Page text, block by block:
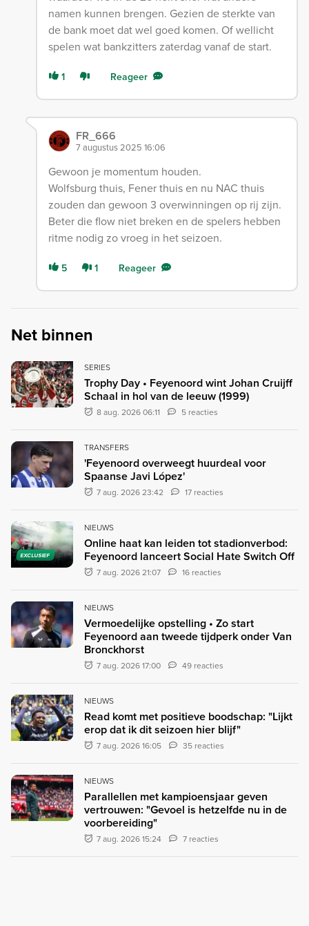
namen kunnen brengen. Gezien de sterkte van
de bank moet dat wel goed komen. Of wellicht
spelen wat bankzitters zaterdag vanaf de start.
1 Reageer
FR_666
7 augustus 2025 16:06
Gewoon je momentum houden.
Wolfsburg thuis, Fener thuis en nu NAC thuis
zouden dan gewoon 3 overwinningen op rij zijn.
Beter die flow niet breken en de spelers hebben
ritme nodig zo vroeg in het seizoen.
5 1 Reageer
Net binnen
SERIES
Trophy Day • Feyenoord wint Johan Cruijff
Schaal in hol van de leeuw (1999)
8 aug. 2026 06:11 5 reacties
TRANSFERS
'Feyenoord overweegt huurdeal voor
Spaanse Javi López'
7 aug. 2026 23:42 17 reacties
EXCLUSIEF
NIEUWS
Online haat kan leiden tot stadionverbod:
Feyenoord lanceert Social Hate Switch Off
7 aug. 2026 21:07 16 reacties
NIEUWS
Vermoedelijke opstelling • Zo start
Feyenoord aan tweede tijdperk onder Van
Bronckhorst
7 aug. 2026 17:00 49 reacties
NIEUWS
Read komt met positieve boodschap: "Lijkt
erop dat ik dit seizoen hier blijf"
7 aug. 2026 16:05 35 reacties
NIEUWS
Parallellen met kampioensjaar geven
vertrouwen: "Gevoel is hetzelfde nu in de
voorbereiding"
7 aug. 2026 15:24 7 reacties